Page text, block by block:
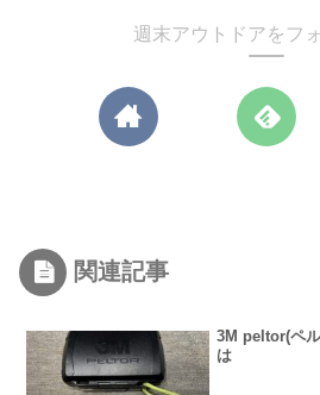
週末アウトドアをフ
関連記事
3M peltor(ペ
は